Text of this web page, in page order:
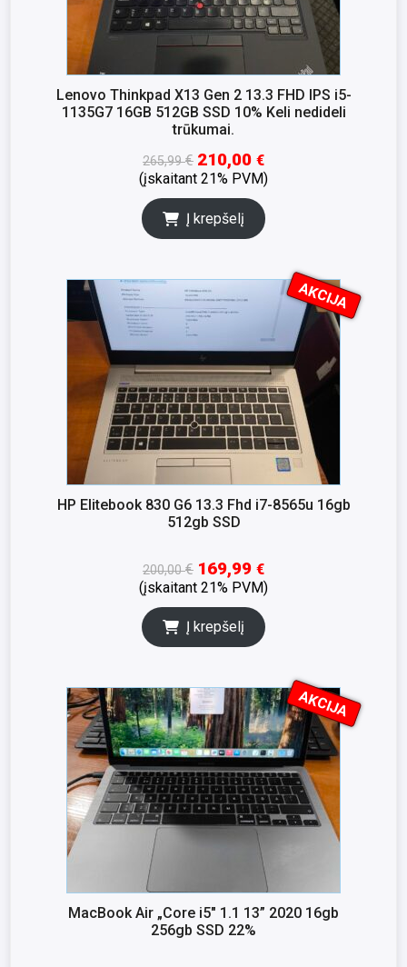
Lenovo Thinkpad X13 Gen 2 13.3 FHD IPS i5-
1135G7 16GB 512GB SSD 10% Keli nedideli
trūkumai.
265,99€ 210,00 €
(įskaitant 21% PVM)
Į krepšelį
AKCIJA
K
S
N
A
HP Elitebook 830 G6 13.3 Fhd i7-8565u 16gb
512gb SSD
200,00€ 169,99 €
(įskaitant 21% PVM)
Į krepšelį
AKCIJA
K
S
N
A
MacBook Air „Core i5″ 1.1 13” 2020 16gb
256gb SSD 22%